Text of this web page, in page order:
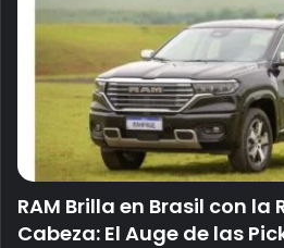
RAM Brilla en Brasil con la
Cabeza: El Auge de las